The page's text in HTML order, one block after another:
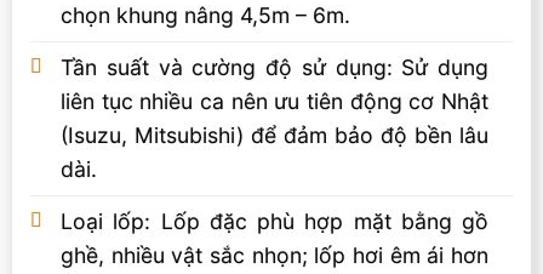
chọn khung nâng 4,5m – 6m.
Tần suất và cường độ sử dụng: Sử dụng
liên tục nhiều ca nên ưu tiên động cơ Nhật
(Isuzu, Mitsubishi) để đảm bảo độ bền lâu
dài.
Loại lốp: Lốp đặc phù hợp mặt bằng gồ
ghề, nhiều vật sắc nhọn; lốp hơi êm ái hơn